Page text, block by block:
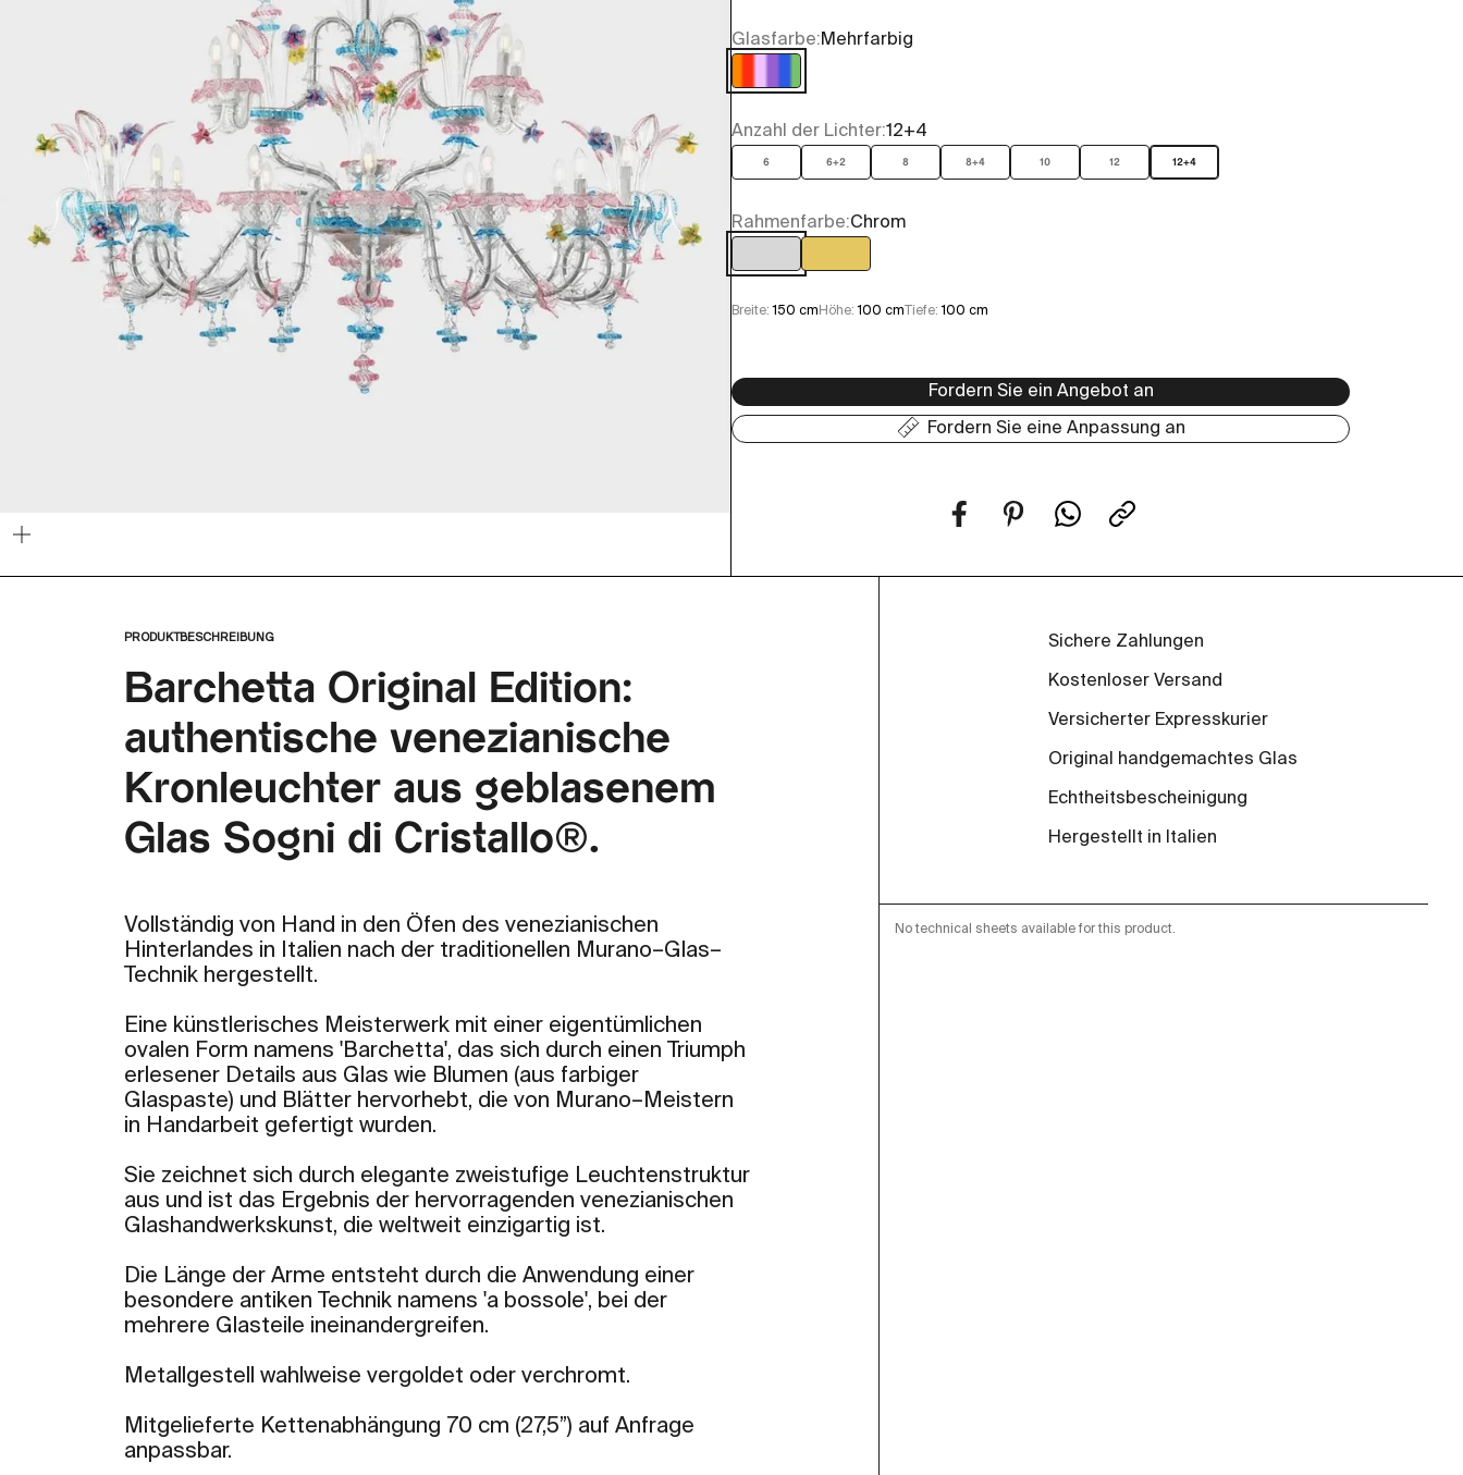
Glasfarbe:Mehrfarbig
Mehrfarbig
Anzahl der Lichter:12+4
6 6+2 8 8+4 10 12 12+4
Rahmenfarbe:Chrom
Chrom Gold
Breite: 150 cm Höhe: 100 cm Tiefe: 100 cm
Fordern Sie ein Angebot an
Fordern Sie eine Anpassung an
PRODUKTBESCHREIBUNG
Barchetta Original Edition:
authentische venezianische
Kronleuchter aus geblasenem
Glas Sogni di Cristallo®.
Vollständig von Hand in den Öfen des venezianischen
Hinterlandes in Italien nach der traditionellen Murano–Glas–
Technik hergestellt.
Eine künstlerisches Meisterwerk mit einer eigentümlichen
ovalen Form namens 'Barchetta', das sich durch einen Triumph
erlesener Details aus Glas wie Blumen (aus farbiger
Glaspaste) und Blätter hervorhebt, die von Murano–Meistern
in Handarbeit gefertigt wurden.
Sie zeichnet sich durch elegante zweistufige Leuchtenstruktur
aus und ist das Ergebnis der hervorragenden venezianischen
Glashandwerkskunst, die weltweit einzigartig ist.
Die Länge der Arme entsteht durch die Anwendung einer
besondere antiken Technik namens 'a bossole', bei der
mehrere Glasteile ineinandergreifen.
Metallgestell wahlweise vergoldet oder verchromt.
Mitgelieferte Kettenabhängung 70 cm (27,5”) auf Anfrage
anpassbar.
Sichere Zahlungen
Kostenloser Versand
Versicherter Expresskurier
Original handgemachtes Glas
Echtheitsbescheinigung
Hergestellt in Italien
No technical sheets available for this product.